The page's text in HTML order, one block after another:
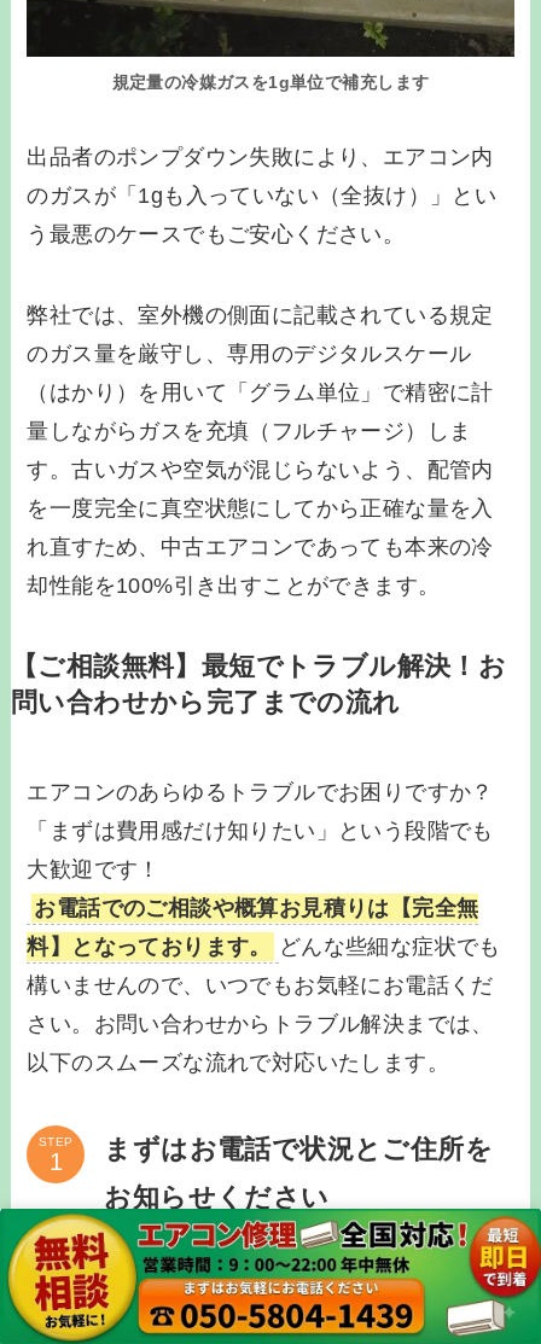
規定量の冷媒ガスを1g単位で補充します
出品者のポンプダウン失敗により、エアコン内
のガスが「1gも入っていない（全抜け）」とい
う最悪のケースでもご安心ください。
弊社では、室外機の側面に記載されている規定
のガス量を厳守し、専用のデジタルスケール
（はかり）を用いて「グラム単位」で精密に計
量しながらガスを充填（フルチャージ）しま
す。古いガスや空気が混じらないよう、配管内
を一度完全に真空状態にしてから正確な量を入
れ直すため、中古エアコンであっても本来の冷
却性能を100%引き出すことができます。
【ご相談無料】最短でトラブル解決！お
問い合わせから完了までの流れ
エアコンのあらゆるトラブルでお困りですか？
「まずは費用感だけ知りたい」という段階でも
大歓迎です！
お電話でのご相談や概算お見積りは【完全無
料】となっております。
どんな些細な症状でも
構いませんので、いつでもお気軽にお電話くだ
さい。お問い合わせからトラブル解決までは、
以下のスムーズな流れで対応いたします。
STEP
まずはお電話で状況とご住所を
お知らせください
「水漏れした」「冷えなくなった」「動かなく
なった」など、お気づきの状況をそのままお伝